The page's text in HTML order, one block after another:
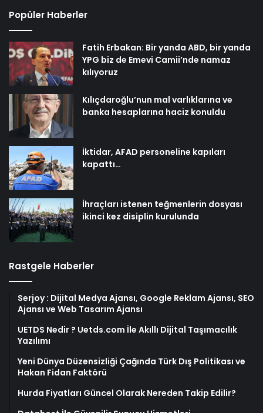
Popüler Haberler
Fatih Erbakan: Bir yanda ABD, bir yanda
YPG biz de Emevi Camii’nde namaz
kılıyoruz
Kılıçdaroğlu’nun mal varlıklarına ve
banka hesaplarına haciz konuldu
İktidar, AFAD personeline kapıları
kapattı…
İhraçları istenen teğmenlerin dosyası
ikinci kez disiplin kurulunda
Rastgele Haberler
Serjoy : Dijital Medya Ajansı, Google Reklam Ajansı, SEO
Ajansı ve Web Tasarım Ajansı
UETDS Nedir ? Uetds.com İle Akıllı Dijital Taşımacılık
Yazılımı
Yeni Dünya Düzensizliği Çağında Türk Dış Politikası ve
Hakan Fidan Faktörü
Hurda Fiyatları Güncel Olarak Nereden Takip Edilir?